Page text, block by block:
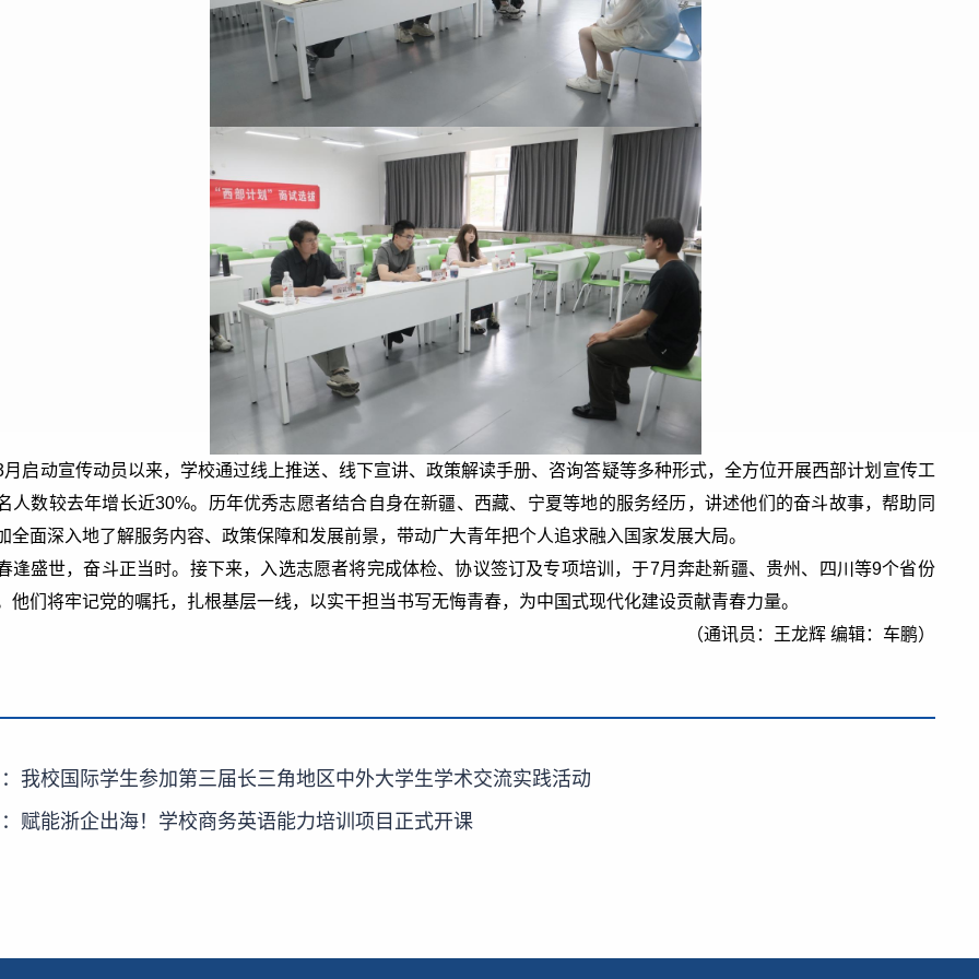
月启动宣传动员以来，学校通过线上推送、线下宣讲、政策解读手册、咨询答疑等多种形式，全方位开展西部计划宣传工
人数较去年增长近30%。历年优秀志愿者结合自身在新疆、西藏、宁夏等地的服务经历，讲述他们的奋斗故事，帮助同
全面深入地了解服务内容、政策保障和发展前景，带动广大青年把个人追求融入国家发展大局。
逢盛世，奋斗正当时。接下来，入选志愿者将完成体检、协议签订及专项培训，于7月奔赴新疆、贵州、四川等9个省份
他们将牢记党的嘱托，扎根基层一线，以实干担当书写无悔青春，为中国式现代化建设贡献青春力量。
（通讯员：王龙辉 编辑：车鹏）
我校国际学生参加第三届长三角地区中外大学生学术交流实践活动
赋能浙企出海！学校商务英语能力培训项目正式开课